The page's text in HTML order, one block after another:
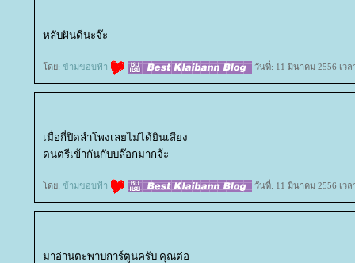
หลับฝันดีนะจ๊ะ
ดย: ข้ามขอบฟ้า วันที่: 11 มีนาคม 2556 เวล
เมื่อกี่ปิดลำโพงเลยไม่ได้ยินเสียง
ดนตรีเข้ากันกับบล๊อกมากจ้ะ
ดย: ข้ามขอบฟ้า วันที่: 11 มีนาคม 2556 เวล
มาอ่านตะพาบการ์ตูนครับ คุณต่อ